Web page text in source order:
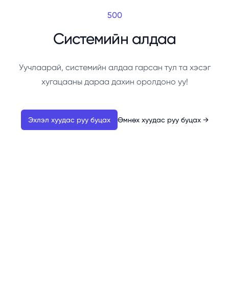
500
Системийн алдаа
Уучлаарай, системийн алдаа гарсан тул та хэсэг
хугацааны дараа дахин оролдоно уу!
Эхлэл хуудас руу буцах Өмнөх хуудас руу буцах →